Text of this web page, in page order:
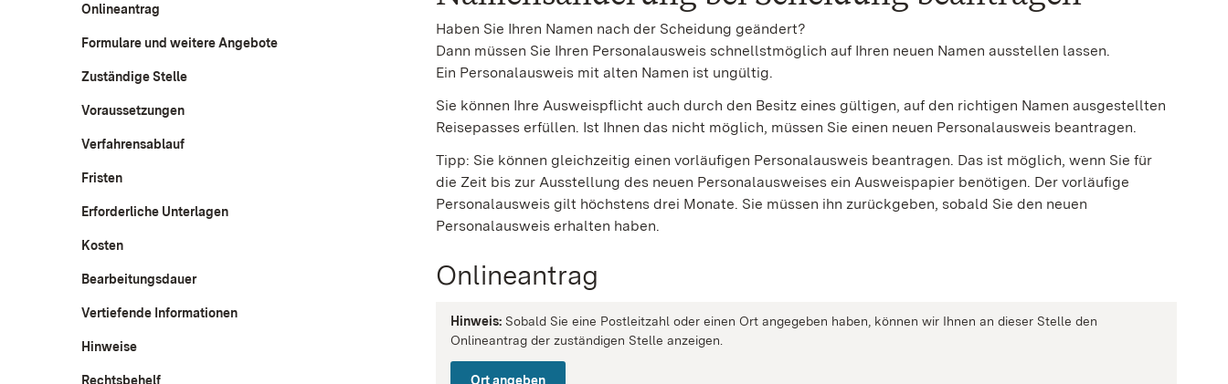
Onlineantrag
Formulare und weitere Angebote
Zuständige Stelle
Voraussetzungen
Verfahrensablauf
Fristen
Erforderliche Unterlagen
Kosten
Bearbeitungsdauer
Vertiefende Informationen
Hinweise
Rechtsbehelf
Haben Sie Ihren Namen nach der Scheidung geändert?
Dann müssen Sie Ihren Personalausweis schnellstmöglich auf Ihren neuen Namen ausstellen lassen.
Ein Personalausweis mit alten Namen ist ungültig.
Sie können Ihre Ausweispflicht auch durch den Besitz eines gültigen, auf den richtigen Namen ausgestellten
Reisepasses erfüllen. Ist Ihnen das nicht möglich, müssen Sie einen neuen Personalausweis beantragen.
Tipp: Sie können gleichzeitig einen vorläufigen Personalausweis beantragen. Das ist möglich, wenn Sie für
die Zeit bis zur Ausstellung des neuen Personalausweises ein Ausweispapier benötigen. Der vorläufige
Personalausweis gilt höchstens drei Monate. Sie müssen ihn zurückgeben, sobald Sie den neuen
Personalausweis erhalten haben.
Onlineantrag
Hinweis: Sobald Sie eine Postleitzahl oder einen Ort angegeben haben, können wir Ihnen an dieser Stelle den
Onlineantrag der zuständigen Stelle anzeigen.
Ort angeben